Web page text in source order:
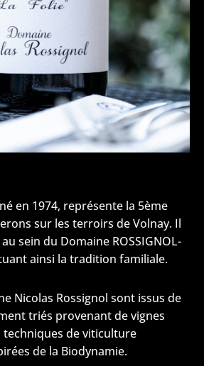
en 1974, représente la 5ème
sur les terroirs de Volnay. Il
sein du Domaine ROSSIGNOL-
ainsi la tradition familiale.
Nicolas Rossignol sont issus de
triés provenant de vignes
techniques de viticulture
de la Biodynamie.